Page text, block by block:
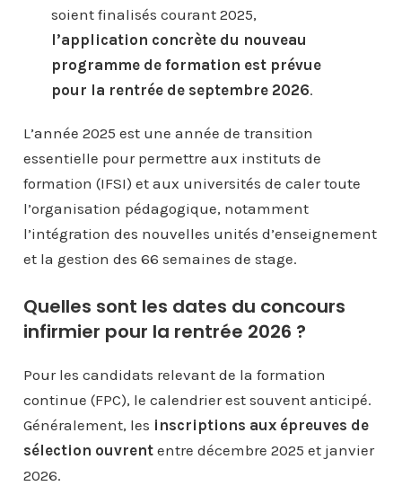
soient finalisés courant 2025,
l’application concrète du nouveau
programme de formation est prévue
pour la rentrée de septembre 2026.
L’année 2025 est une année de transition
essentielle pour permettre aux instituts de
formation (IFSI) et aux universités de caler toute
l’organisation pédagogique, notamment
l’intégration des nouvelles unités d’enseignement
et la gestion des 66 semaines de stage.
Quelles sont les dates du concours
infirmier pour la rentrée 2026 ?
Pour les candidats relevant de la formation
continue (FPC), le calendrier est souvent anticipé.
Généralement, les inscriptions aux épreuves de
sélection ouvrententre décembre 2025 et janvier
2026.